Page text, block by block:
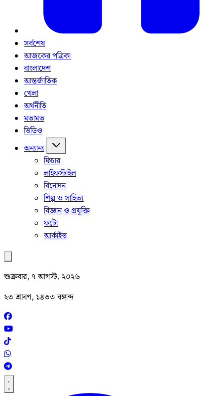
সর্বশেষ
আজকের পত্রিকা
বাংলাদেশ
আন্তর্জাতিক
খেলা
অর্থনীতি
মতামত
ভিডিও
অন্যান্য
ফিচার
লাইফস্টাইল
বিনোদন
শিল্প ও সাহিত্য
বিজ্ঞান ও প্রযুক্তি
ফটো
আর্কাইভ
শুক্রবার, ৭ আগস্ট, ২০২৬
২৩ শ্রাবণ, ১৪৩৩ বঙ্গাব্দ